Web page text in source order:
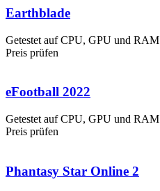
Earthblade
Getestet auf CPU, GPU und RAM
Preis prüfen
eFootball 2022
Getestet auf CPU, GPU und RAM
Preis prüfen
Phantasy Star Online 2